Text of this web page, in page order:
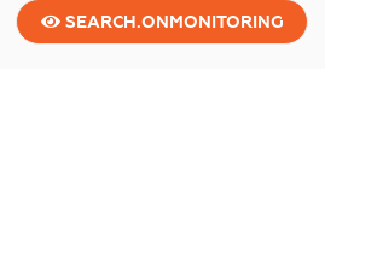
SEARCH.ONMONITORING